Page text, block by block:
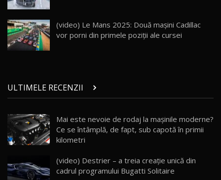
26
AutoBlog.MD
10:57
28
Noul Geely Monjaro 2025! Mai ieftin și mai
dotat / Test Drive AutoBlog.MD
29
ZEEKR 9X - PRIMUL TEST DRIVE ÎN ROMÂNĂ!
CUM SE CONDUCE?
33:40
30
Primele impresii despre BYD Seal U DM-i,
Sealion 7 și Seal 5 DM-i / Test Drive
(video) Le Mans 2025: Două mașini Cadillac
vor porni din primele poziții ale cursei
ULTIMELE RECENZII
Mai este nevoie de rodaj la mașinile moderne?
Ce se întâmplă, de fapt, sub capotă în primii
kilometri
(video) Destrier – a treia creație unică din
cadrul programului Bugatti Solitaire